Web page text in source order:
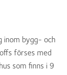
inom bygg- och
förses med
som finns i 9